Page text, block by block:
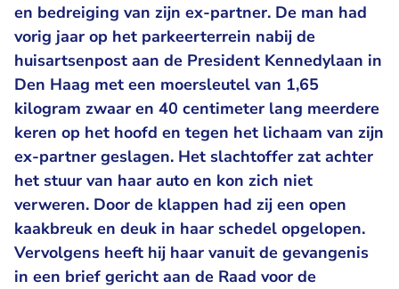
en bedreiging van zijn ex-partner. De man had
vorig jaar op het parkeerterrein nabij de
huisartsenpost aan de President Kennedylaan in
Den Haag met een moersleutel van 1,65
kilogram zwaar en 40 centimeter lang meerdere
keren op het hoofd en tegen het lichaam van zijn
ex-partner geslagen. Het slachtoffer zat achter
het stuur van haar auto en kon zich niet
verweren. Door de klappen had zij een open
kaakbreuk en deuk in haar schedel opgelopen.
Vervolgens heeft hij haar vanuit de gevangenis
in een brief gericht aan de Raad voor de